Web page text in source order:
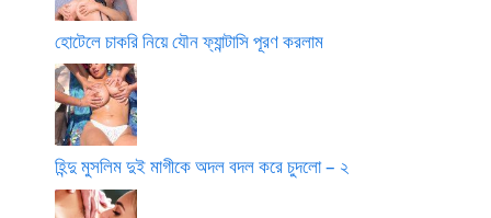
হোটেলে চাকরি নিয়ে যৌন ফ্যান্টাসি পূরণ করলাম
হিন্দু মুসলিম দুই মাগীকে অদল বদল করে চুদলো – ২